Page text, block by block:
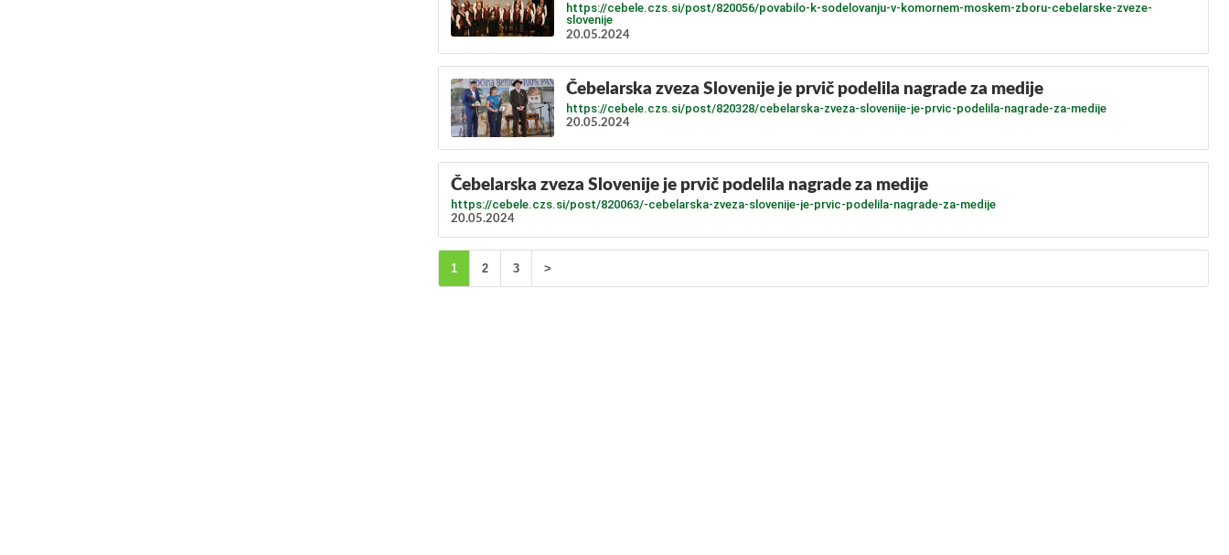
https://cebele.czs.si/post/820056/povabilo-k-sodelovanju-v-komornem-moskem-zboru-cebelarske-zveze-
slovenije
20.05.2024
Čebelarska zveza Slovenije je prvič podelila nagrade za medije
https://cebele.czs.si/post/820328/cebelarska-zveza-slovenije-je-prvic-podelila-nagrade-za-medije
20.05.2024
Čebelarska zveza Slovenije je prvič podelila nagrade za medije
https://cebele.czs.si/post/820063/-cebelarska-zveza-slovenije-je-prvic-podelila-nagrade-za-medije
20.05.2024
1 2 3 >